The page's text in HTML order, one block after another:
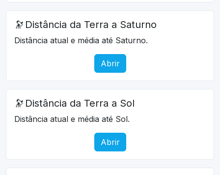
🔭 Distância da Terra a Saturno
Distância atual e média até Saturno.
Abrir
🔭 Distância da Terra a Sol
Distância atual e média até Sol.
Abrir